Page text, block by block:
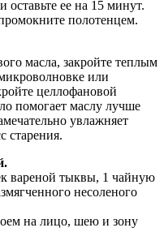
оставьте ее на 15 минут.
полотенцем.
масла, закройте теплым
или
целлофановой
помогает маслу лучше
увлажняет
старения.
вареной тыквы, 1 чайную
несоленого
на лицо, шею и зону